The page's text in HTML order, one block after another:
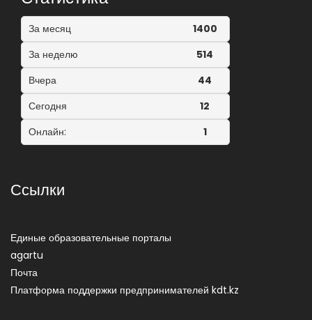
За месяц
1400
За неделю
514
Вчера
44
Сегодня
12
Онлайн:
1
Ссылки
Единые образовательные порталы
agartu
Почта
Платформа поддержки предпринимателей kdt.kz